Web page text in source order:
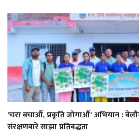
'चरा बचाऔँ, प्रकृति जोगाऔँ' अभियान :
संरक्षणबारे साझा प्रतिबद्धता